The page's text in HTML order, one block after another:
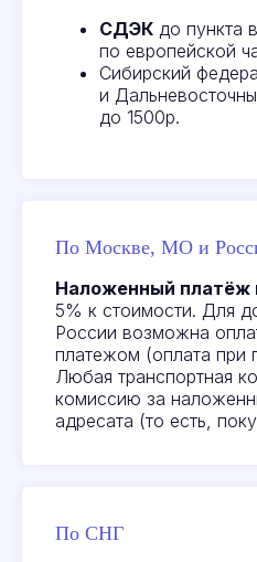
СДЭК до пункта
по европейской
Сибирский
и
до 1500р.
По Москве, МО и
Наложенный платёж
5% к стоимости. Для
России возможна
платежом (оплата при
Любая транспортная
комиссию за
адресата (то есть,
По СНГ
Отзывы